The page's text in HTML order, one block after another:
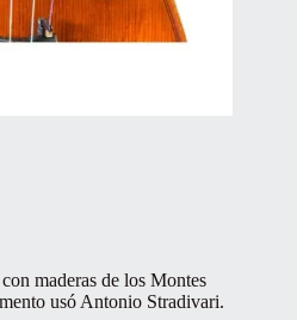
maderas de los Montes
usó Antonio Stradivari.